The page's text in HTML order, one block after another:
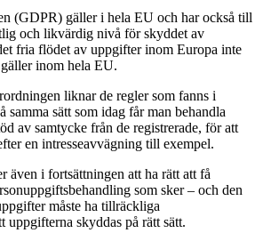
(GDPR) gäller i hela EU och har också till
och likvärdig nivå för skyddet av
fria flödet av uppgifter inom Europa inte
inom hela EU.
liknar de regler som fanns i
samma sätt som idag får man behandla
av samtycke från de registrerade, för att
en intresseavvägning till exempel.
även i fortsättningen att ha rätt att få
som sker – och den
måste ha tillräckliga
uppgifterna skyddas på rätt sätt.